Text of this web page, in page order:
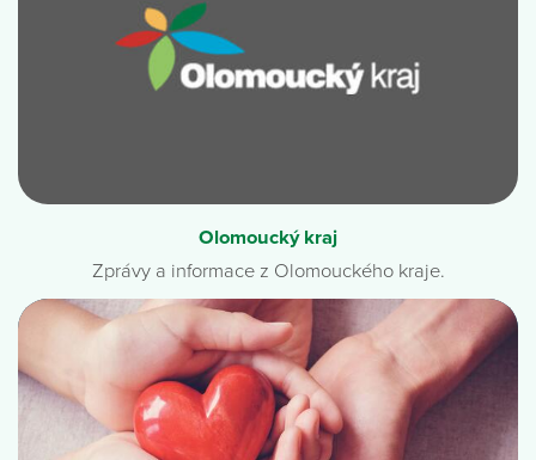
Olomoucký kraj
Zprávy a informace z Olomouckého kraje.